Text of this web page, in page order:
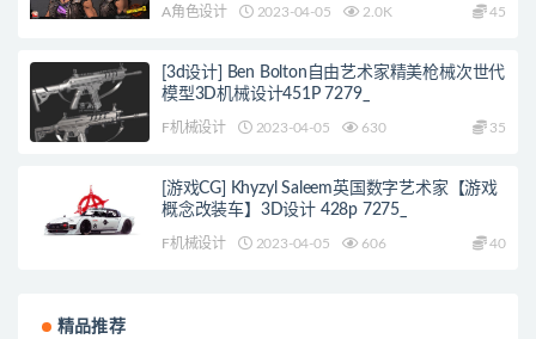
A角色设计 2023-04-05 2.0K 45
[3d设计] Ben Bolton自由艺术家精美枪械次世代
模型3D机械设计451P 7279_
F机械设计 2023-04-05 630 35
[游戏CG] Khyzyl Saleem英国数字艺术家【游戏
概念改装车】3D设计 428p 7275_
F机械设计 2023-04-05 606 40
精品推荐